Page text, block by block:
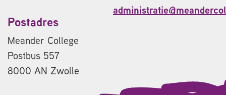
Postadres
Meander College
Postbus 557
8000 AN Zwolle